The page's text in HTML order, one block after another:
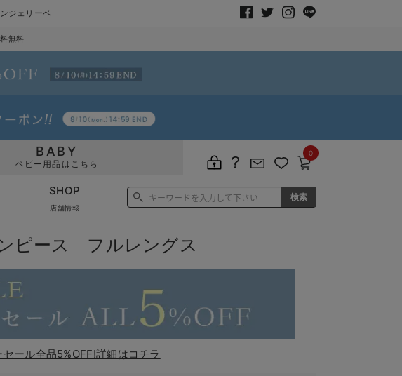
ジェリーベ
無料
BABY
ベビー用品はこちら
0
SHOP
店舗情報
ピース フルレングス
ール全品5%OFF!詳細はコチラ